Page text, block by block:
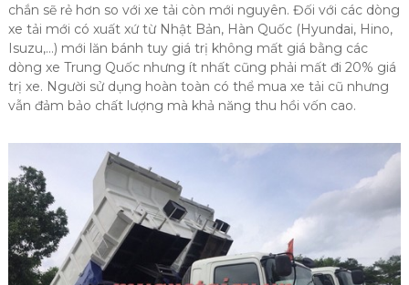
chắn sẽ rẻ hơn so với xe tải còn mới nguyên. Đối với các dòng
xe tải mới có xuất xứ từ Nhật Bản, Hàn Quốc (Hyundai, Hino,
Isuzu,…) mới lăn bánh tuy giá trị không mất giá bằng các
dòng xe Trung Quốc nhưng ít nhất cũng phải mất đi 20% giá
trị xe. Người sử dụng hoàn toàn có thể mua xe tải cũ nhưng
vẫn đảm bảo chất lượng mà khả năng thu hồi vốn cao.